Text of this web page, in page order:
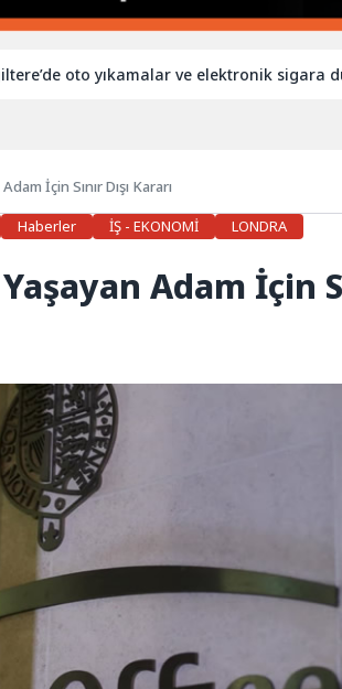
yıkamalar ve elektronik sigara
İçin Sınır Dışı Kararı
Haberler İŞ - EKONOMİ
LONDRA
Adam İçin